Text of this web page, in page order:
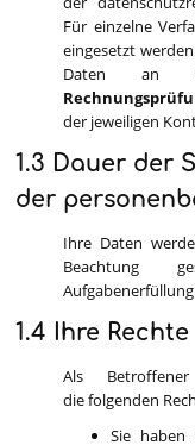
Für einzelne
eingesetzt
Daten an
der jeweiligen
1.3 Dauer der
der
Ihre Daten
Beachtung
1.4 Ihre Rechte
Als
die folgenden
Sie